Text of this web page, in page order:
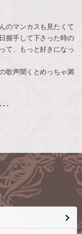
のマンカスも見たくて
握手して下さった時の
て、もっと好きになっ
歌声聞くとめっちゃ満
･